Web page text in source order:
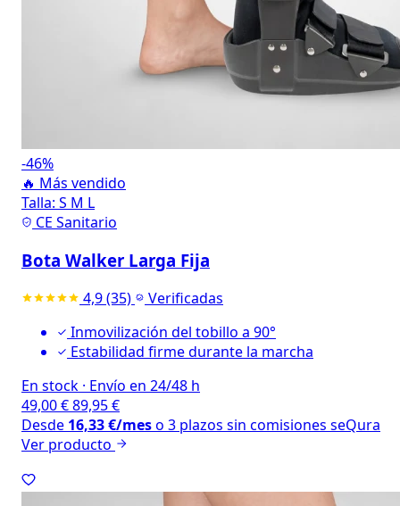
-46%
🔥 Más vendido
Talla: S M L
CE Sanitario
Bota Walker Larga Fija
4,9(35)
Verificadas
Inmovilización del tobillo a 90°
Estabilidad firme durante la marcha
En stock · Envío en 24/48 h
49,00€89,95€
Desde 16,33€/meso 3 plazos sin comisiones seQura
Ver producto